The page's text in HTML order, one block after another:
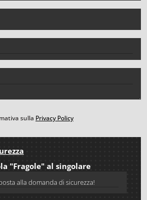
sulla Privacy Policy
"Fragole" al singolare